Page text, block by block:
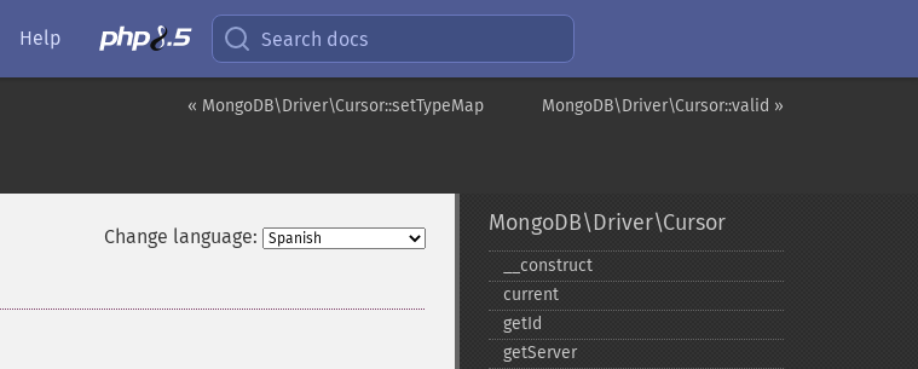
Help Search docs
MongoDB\Driver\Cursor::valid »
« MongoDB\Driver\Cursor::setTypeMap
Change language:
MongoDB\Driver\Cursor
_​_​construct
current
getId
getServer